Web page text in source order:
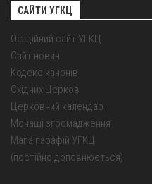
САЙТИ УГКЦ
Офіційний сайт УГКЦ
Сайт новин
Кодекс канонів
Східних Церков
Церковний календар
Монаші згромадження
Мапа парафій УГКЦ
(постійно доповнюється)